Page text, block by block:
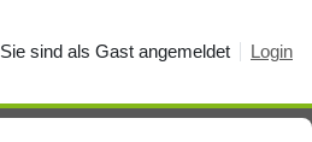
Sie sind als Gast angemeldet Login